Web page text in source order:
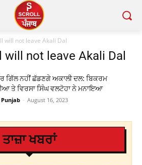
will not leave Akali Dal
will not leave Akali Dal
ਗਿੱਲ ਨਹੀਂ ਛੱਡਣਗੇ ਅਕਾਲੀ ਦਲ: ਬਿਕਰਮ
ਤੇ ਵਿਰਸਾ ਸਿੰਘ ਵਲਟੋਹਾ ਨੇ ਮਨਾਇਆ
- August 16, 2023
ਤਾਜ਼ਾ ਖਬਰਾਂ